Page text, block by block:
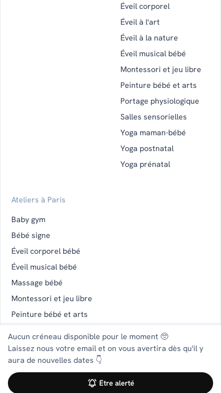
Aucun créneau disponible pour le moment 🥺
Laissez nous votre email et on vous avertira dès qu'il y
aura de nouvelles dates 👇
Être alerté
Éveil corporel
Éveil à l'art
Éveil à la nature
Éveil musical bébé
Montessori et jeu libre
Peinture bébé et arts
Portage physiologique
Salles sensorielles
Yoga maman-bébé
Yoga postnatal
Yoga prénatal
Ateliers à Paris
Baby gym
Bébé signe
Éveil corporel bébé
Éveil musical bébé
Massage bébé
Montessori et jeu libre
Peinture bébé et arts
2026 izibaby • Mentions légales